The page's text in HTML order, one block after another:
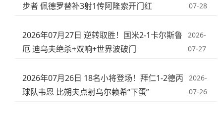
步者 佩德罗替补3射1传阿隆索开门红
07-28
2026年07月27日 逆转取胜！国米2-1卡尔斯鲁
厄 迪乌夫绝杀+双响+世界波破门
2026-
07-27
2026年07月26日 18名小将登场！拜仁1-2德丙
球队韦恩 比朔夫点射乌尔赖希“下蛋”
2026-
07-26